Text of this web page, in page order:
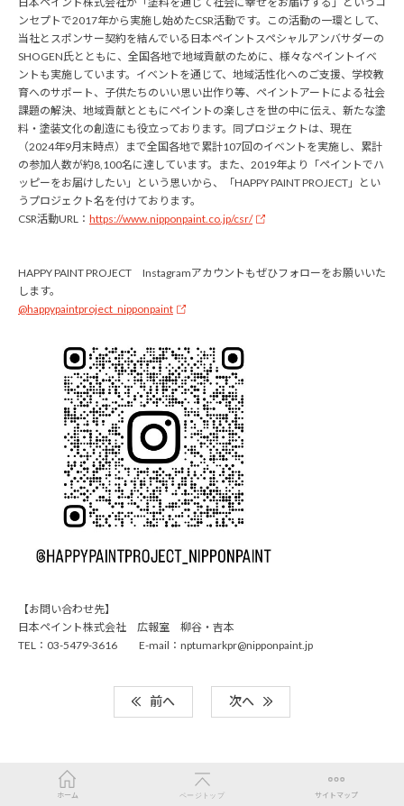
ンセプトで2017年から実施し始めたCSR活動です。この活動の一環として、
当社とスポンサー契約を結んでいる日本ペイントスペシャルアンバサダーの
SHOGEN氏とともに、全国各地で地域貢献のために、様々なペイントイベ
ントも実施しています。イベントを通じて、地域活性化へのご支援、学校教
育へのサポート、子供たちのいい思い出作り等、ペイントアートによる社会
課題の解決、地域貢献とともにペイントの楽しさを世の中に伝え、新たな塗
料・塗装文化の創造にも役立っております。同プロジェクトは、現在
（2024年9月末時点）まで全国各地で累計107回のイベントを実施し、累計
の参加人数が約8,100名に達しています。また、2019年より「ペイントでハ
ッピーをお届けしたい」という思いから、「HAPPY PAINT PROJECT」とい
うプロジェクト名を付けております。
CSR活動URL： https://www.nipponpaint.co.jp/csr/
HAPPY PAINT PROJECT Instagramアカウントもぜひフォローをお願いいた
します。
@happypaintproject_nipponpaint
【お問い合わせ先】
日本ペイント株式会社 広報室 柳谷・吉本
TEL：03-5479-3616 E-mail：nptumarkpr@nipponpaint.jp
前へ 次へ
ホーム ページトップ サイトマップ